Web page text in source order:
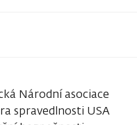
Národní asociace
spravedlnosti USA